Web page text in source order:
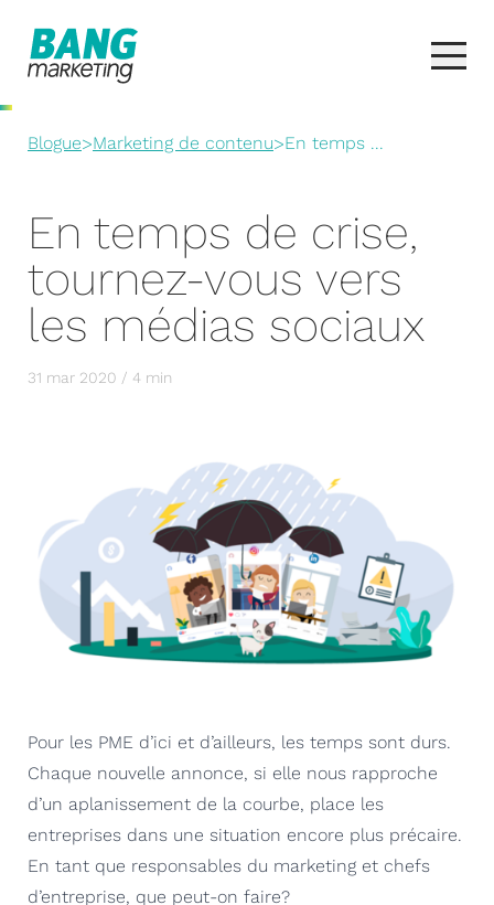
Blogue>Marketing de contenu>En temps ...
En temps de crise,
tournez-vous vers
les médias sociaux
31 mar 2020 / 4 min
Pour les PME d’ici et d’ailleurs, les temps sont durs.
Chaque nouvelle annonce, si elle nous rapproche
d’un aplanissement de la courbe, place les
entreprises dans une situation encore plus précaire.
En tant que responsables du marketing et chefs
d’entreprise, que peut-on faire?